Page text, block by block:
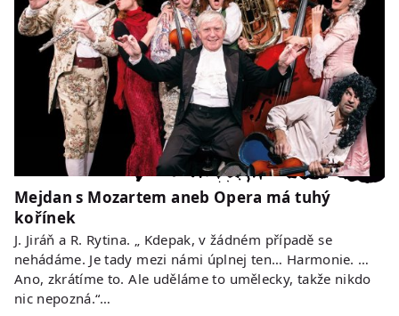
Mejdan s Mozartem aneb Opera má tuhý
kořínek
J. Jiráň a R. Rytina. „ Kdepak, v žádném případě se
nehádáme. Je tady mezi námi úplnej ten… Harmonie. …
Ano, zkrátíme to. Ale uděláme to umělecky, takže nikdo
nic nepozná.“…